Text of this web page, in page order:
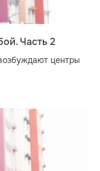
Часть 2
центры